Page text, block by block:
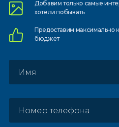
Добавим только самые
хотели побывать
Предоставим максимально
бюджет